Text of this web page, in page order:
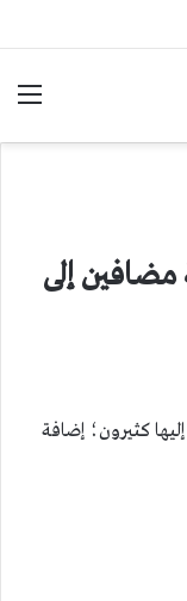
إلى
كثيرون؛ إضافة